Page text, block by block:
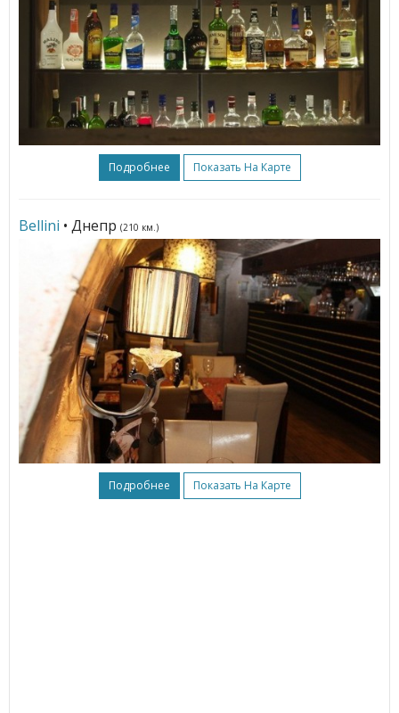
Подробнее Показать На Карте
Bellini • Днепр (210 км.)
Подробнее Показать На Карте